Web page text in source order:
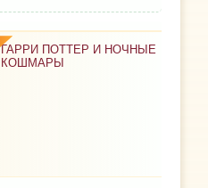
ГАРРИ ПОТТЕР И НОЧНЫЕ
КОШМАРЫ